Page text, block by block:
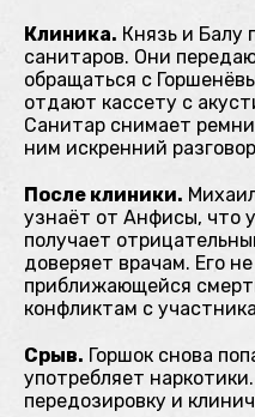
Клиника. Князь и Балу
санитаров. Они
обращаться с
отдают кассету с
Санитар снимает
ним искренний
После клиники.
узнаёт от Анфисы, что
получает
доверяет врачам. Его
приближающейся
конфликтам с
Срыв. Горшок снова
употребляет
передозировку и